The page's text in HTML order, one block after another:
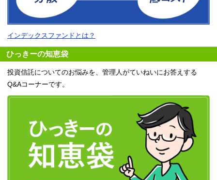
インデックスファンドとは？
ひっきーの知恵袋
投資信託についてのお悩みを、管理人がていねいにお答えする
Q&Aコーナーです。